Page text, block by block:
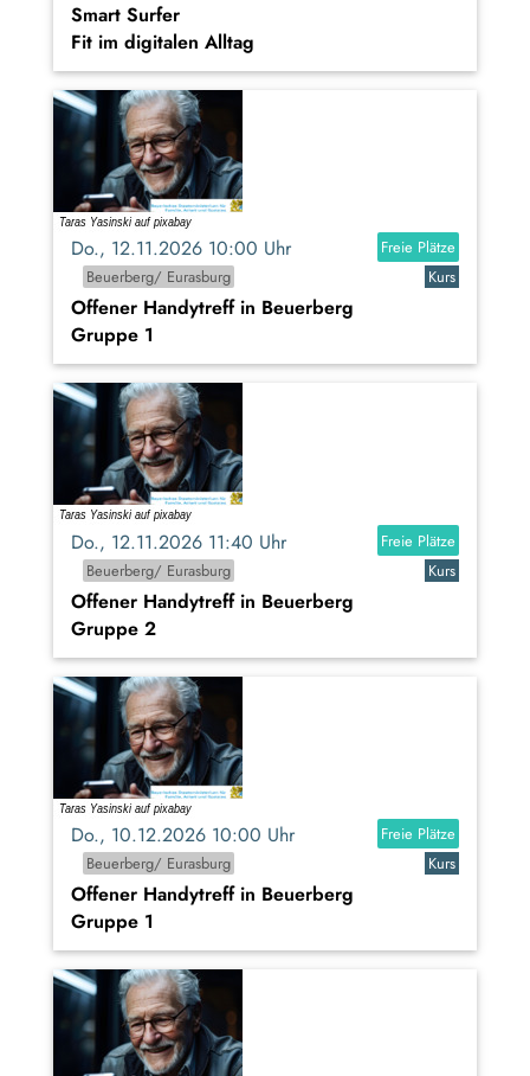
Smart Surfer
Fit im digitalen Alltag
Do., 12.11.2026 10:00 Uhr
Freie Plätze
Beuerberg/ Eurasburg
Kurs
Offener Handytreff in Beuerberg
Gruppe 1
Do., 12.11.2026 11:40 Uhr
Freie Plätze
Beuerberg/ Eurasburg
Kurs
Offener Handytreff in Beuerberg
Gruppe 2
Do., 10.12.2026 10:00 Uhr
Freie Plätze
Beuerberg/ Eurasburg
Kurs
Offener Handytreff in Beuerberg
Gruppe 1